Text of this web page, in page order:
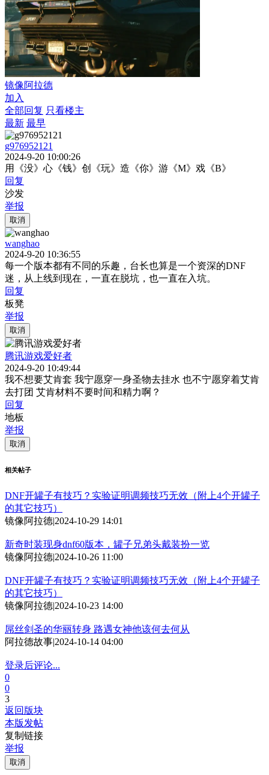
镜像阿拉德
加入
全部回复 只看楼主
最新 最早
g976952121
2024-9-20 10:00:26
用《没》心《钱》创《玩》造《你》游《M》戏《B》
回复
沙发
举报
取消
wanghao
2024-9-20 10:36:55
每一个版本都有不同的乐趣，台长也算是一个资深的DNF
迷，从上线到现在，一直在脱坑，也一直在入坑。
回复
板凳
举报
取消
腾讯游戏爱好者
2024-9-20 10:49:44
我不想要艾肯套 我宁愿穿一身圣物去挂水 也不宁愿穿着艾肯
去打团 艾肯材料不要时间和精力啊？
回复
地板
举报
取消
相关帖子
DNF开罐子有技巧？实验证明调频技巧无效（附上4个开罐子
的其它技巧）
镜像阿拉德|2024-10-29 14:01
新奇时装现身dnf60版本，罐子兄弟头戴装扮一览
镜像阿拉德|2024-10-26 11:00
DNF开罐子有技巧？实验证明调频技巧无效（附上4个开罐子
的其它技巧）
镜像阿拉德|2024-10-23 14:00
屌丝剑圣的华丽转身 路遇女神他该何去何从
阿拉德故事|2024-10-14 04:00
登录后评论...
0
0
3
返回版块
本版发帖
复制链接
举报
取消